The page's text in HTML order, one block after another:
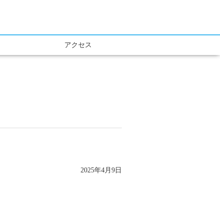
アクセス
2025年4月9日